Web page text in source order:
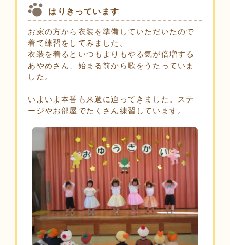
はりきっています
お家の方から衣装を準備していただいたので
着て練習をしてみました。
衣装を着るといつもよりもやる気が倍増する
あやめさん、始まる前から歌をうたっていま
した。
いよいよ本番も来週に迫ってきました。ステ
ージやお部屋でたくさん練習しています。